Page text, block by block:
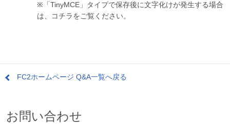
※「TinyMCE」タイプで保存後に文字化けが発生する場合
は、コチラをご覧ください。
FC2ホームページ Q&A一覧へ戻る
お問い合わせ